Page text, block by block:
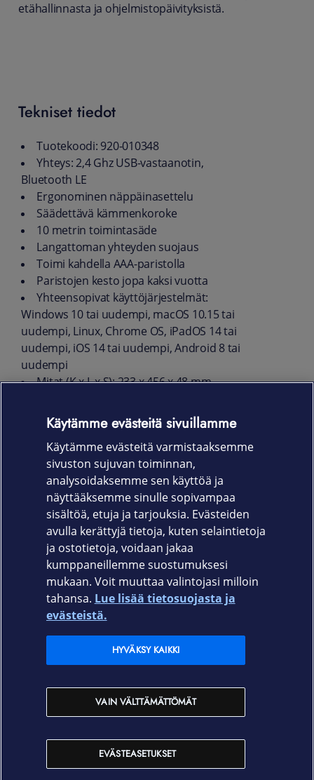
etähallinnasta ja ohjelmistopäivityksistä.
Tekniset tiedot
Tuotekoodi: 920-010348
Yhteys: 2,4 Ghz USB-vastaanotin,
Bluetooth LE
Ergonominen näppäinasettelu
Säädettävä kämmenkoroke
10 metrin toimintasäde
Langattoman yhteyden suojaus
Toimi kahdella AAA-paristolla
Paristojen kesto jopa kaksi vuotta
Yhteensopivat käyttöjärjestelmät:
Windows 10 tai uudempi, macOS 10.15 tai
uudempi, Linux, Chrome OS, iPadOS 14 tai
uudempi, iOS 14 tai uudempi, Android 8 tai
uudempi
Mitat (K x L x S): 233 x 456 x 48 mm
Myyntipakkauksen sisältö: päälaite,
Logitech Bolt USB-vastaanotin, 2 x AAA
paristoa, käyttäjän dokumentaatio
Väri: Musta
Mekaaniset kytkimet: Ei
Liitäntätyyppi: Bluetooth
Takuu 24 kk
Elisa.fi
Elisan myymälät
Käytämme evästeitä sivuillamme
Käytämme evästeitä varmistaaksemme
sivuston sujuvan toiminnan,
analysoidaksemme sen käyttöä ja
näyttääksemme sinulle sopivampaa
sisältöä, etuja ja tarjouksia. Evästeiden
avulla kerättyjä tietoja, kuten selaintietoja
ja ostotietoja, voidaan jakaa
kumppaneillemme suostumuksesi
mukaan. Voit muuttaa valintojasi milloin
tahansa. Lue lisää tietosuojasta ja
evästeistä.
EVÄSTEASETUKSET
VAIN VÄLTTÄMÄTTÖMÄT
HYVÄKSY KAIKKI